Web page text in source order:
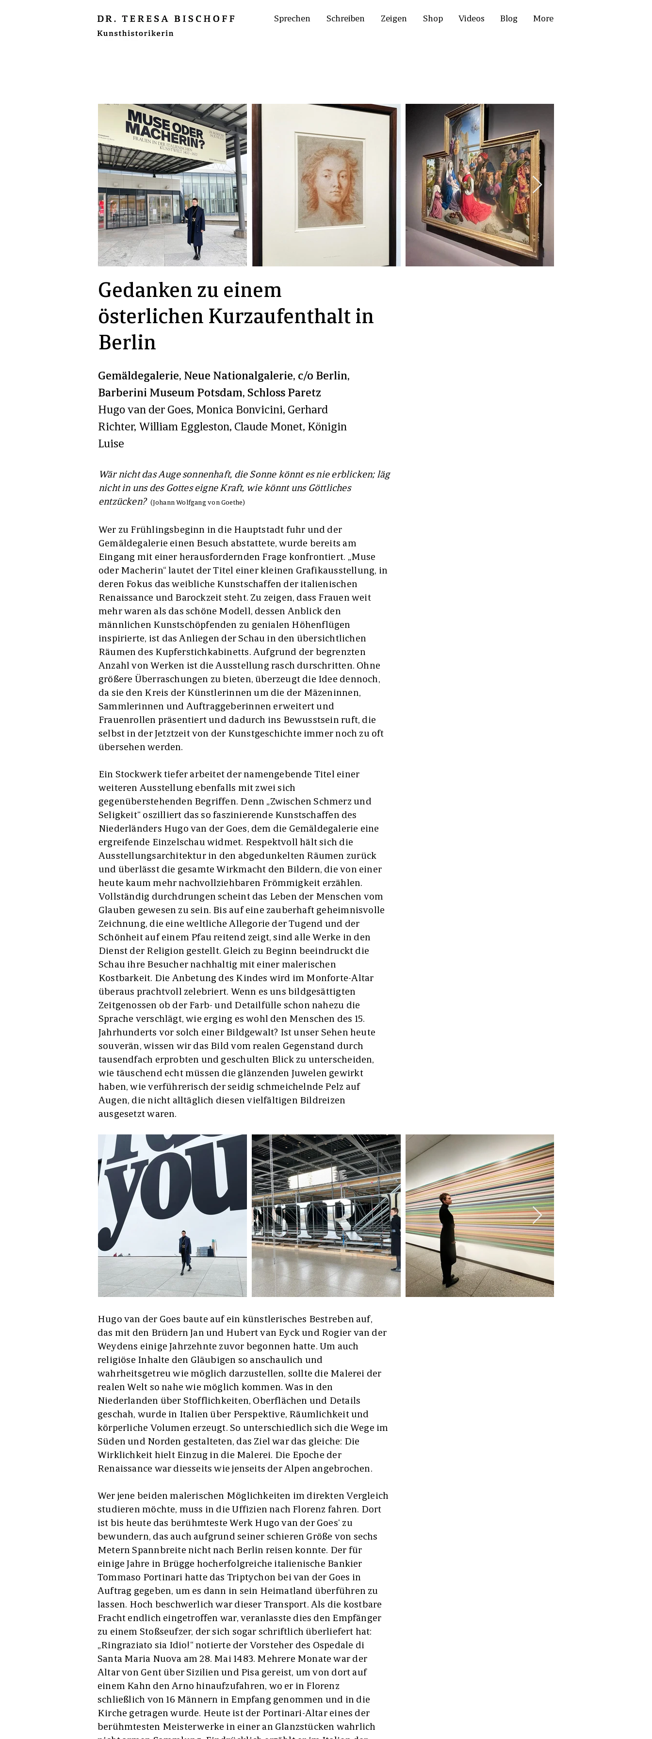
Sprechen Schreiben Zeigen Shop Videos Blog More
Gedanken zu einem
österlichen Kurzaufenthalt in
Berlin
Gemäldegalerie, Neue Nationalgalerie, c/o Berlin,
Barberini Museum Potsdam, Schloss Paretz
Hugo van der Goes, Monica Bonvicini, Gerhard
Richter, William Eggleston, Claude Monet, Königin
Luise
Wär nicht das Auge sonnenhaft, die Sonne könnt es nie erblicken; läg
nicht in uns des Gottes eigne Kraft, wie könnt uns Göttliches
entzücken? (Johann Wolfgang von Goethe)
Wer zu Frühlingsbeginn in die Hauptstadt fuhr und der
Gemäldegalerie einen Besuch abstattete, wurde bereits am
Eingang mit einer herausfordernden Frage konfrontiert. „Muse
oder Macherin“ lautet der Titel einer kleinen Grafikausstellung, in
deren Fokus das weibliche Kunstschaffen der italienischen
Renaissance und Barockzeit steht. Zu zeigen, dass Frauen weit
mehr waren als das schöne Modell, dessen Anblick den
männlichen Kunstschöpfenden zu genialen Höhenflügen
inspirierte, ist das Anliegen der Schau in den übersichtlichen
Räumen des Kupferstichkabinetts. Aufgrund der begrenzten
Anzahl von Werken ist die Ausstellung rasch durschritten. Ohne
größere Überraschungen zu bieten, überzeugt die Idee dennoch,
da sie den Kreis der Künstlerinnen um die der Mäzeninnen,
Sammlerinnen und Auftraggeberinnen erweitert und
Frauenrollen präsentiert und dadurch ins Bewusstsein ruft, die
selbst in der Jetztzeit von der Kunstgeschichte immer noch zu oft
übersehen werden.
Ein Stockwerk tiefer arbeitet der namengebende Titel einer
weiteren Ausstellung ebenfalls mit zwei sich
gegenüberstehenden Begriffen. Denn „Zwischen Schmerz und
Seligkeit“ oszilliert das so faszinierende Kunstschaffen des
Niederländers Hugo van der Goes, dem die Gemäldegalerie eine
ergreifende Einzelschau widmet. Respektvoll hält sich die
Ausstellungsarchitektur in den abgedunkelten Räumen zurück
und überlässt die gesamte Wirkmacht den Bildern, die von einer
heute kaum mehr nachvollziehbaren Frömmigkeit erzählen.
Vollständig durchdrungen scheint das Leben der Menschen vom
Glauben gewesen zu sein. Bis auf eine zauberhaft geheimnisvolle
Zeichnung, die eine weltliche Allegorie der Tugend und der
Schönheit auf einem Pfau reitend zeigt, sind alle Werke in den
Dienst der Religion gestellt. Gleich zu Beginn beeindruckt die
Schau ihre Besucher nachhaltig mit einer malerischen
Kostbarkeit. Die Anbetung des Kindes wird im Monforte-Altar
überaus prachtvoll zelebriert. Wenn es uns bildgesättigten
Zeitgenossen ob der Farb- und Detailfülle schon nahezu die
Sprache verschlägt, wie erging es wohl den Menschen des 15.
Jahrhunderts vor solch einer Bildgewalt? Ist unser Sehen heute
souverän, wissen wir das Bild vom realen Gegenstand durch
tausendfach erprobten und geschulten Blick zu unterscheiden,
wie täuschend echt müssen die glänzenden Juwelen gewirkt
haben, wie verführerisch der seidig schmeichelnde Pelz auf
Augen, die nicht alltäglich diesen vielfältigen Bildreizen
ausgesetzt waren.
Hugo van der Goes baute auf ein künstlerisches Bestreben auf,
das mit den Brüdern Jan und Hubert van Eyck und Rogier van der
Weydens einige Jahrzehnte zuvor begonnen hatte. Um auch
religiöse Inhalte den Gläubigen so anschaulich und
wahrheitsgetreu wie möglich darzustellen, sollte die Malerei der
realen Welt so nahe wie möglich kommen. Was in den
Niederlanden über Stofflichkeiten, Oberflächen und Details
geschah, wurde in Italien über Perspektive, Räumlichkeit und
körperliche Volumen erzeugt. So unterschiedlich sich die Wege im
Süden und Norden gestalteten, das Ziel war das gleiche: Die
Wirklichkeit hielt Einzug in die Malerei. Die Epoche der
Renaissance war diesseits wie jenseits der Alpen angebrochen.
Wer jene beiden malerischen Möglichkeiten im direkten Vergleich
studieren möchte, muss in die Uffizien nach Florenz fahren. Dort
ist bis heute das berühmteste Werk Hugo van der Goes‘ zu
bewundern, das auch aufgrund seiner schieren Größe von sechs
Metern Spannbreite nicht nach Berlin reisen konnte. Der für
einige Jahre in Brügge hocherfolgreiche italienische Bankier
Tommaso Portinari hatte das Triptychon bei van der Goes in
Auftrag gegeben, um es dann in sein Heimatland überführen zu
lassen. Hoch beschwerlich war dieser Transport. Als die kostbare
Fracht endlich eingetroffen war, veranlasste dies den Empfänger
zu einem Stoßseufzer, der sich sogar schriftlich überliefert hat:
„Ringraziato sia Idio!“ notierte der Vorsteher des Ospedale di
Santa Maria Nuova am 28. Mai 1483. Mehrere Monate war der
Altar von Gent über Sizilien und Pisa gereist, um von dort auf
einem Kahn den Arno hinaufzufahren, wo er in Florenz
schließlich von 16 Männern in Empfang genommen und in die
Kirche getragen wurde. Heute ist der Portinari-Altar eines der
berühmtesten Meisterwerke in einer an Glanzstücken wahrlich